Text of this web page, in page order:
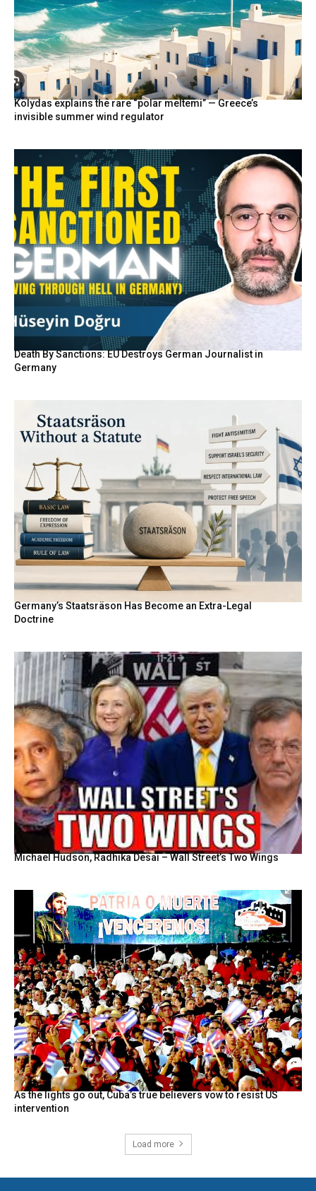
Kolydas explains the rare “polar meltemi” — Greece’s
invisible summer wind regulator
Death By Sanctions: EU Destroys German Journalist in
Germany
Germany’s Staatsräson Has Become an Extra-Legal
Doctrine
Michael Hudson, Radhika Desai – Wall Street’s Two Wings
As the lights go out, Cuba’s true believers vow to resist US
intervention
Load more